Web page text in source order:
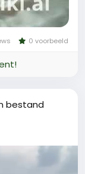
0 voorbeeld
bestand